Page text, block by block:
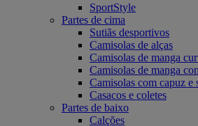
SportStyle
Partes de cima
Sutiãs desportivos
Camisolas de alças
Camisolas de manga
Camisolas de manga
Camisolas com capuz e
Casacos e coletes
Partes de baixo
Calções